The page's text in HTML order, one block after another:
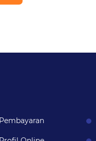
Pembayaran